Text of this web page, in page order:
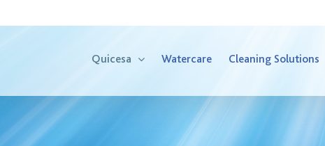
Quicesa Watercare Cleaning Solutions